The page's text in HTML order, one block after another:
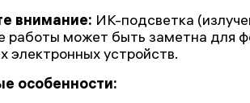
внимание: ИК-подсветка
работы может быть заметна для
электронных устройств.
особенности: